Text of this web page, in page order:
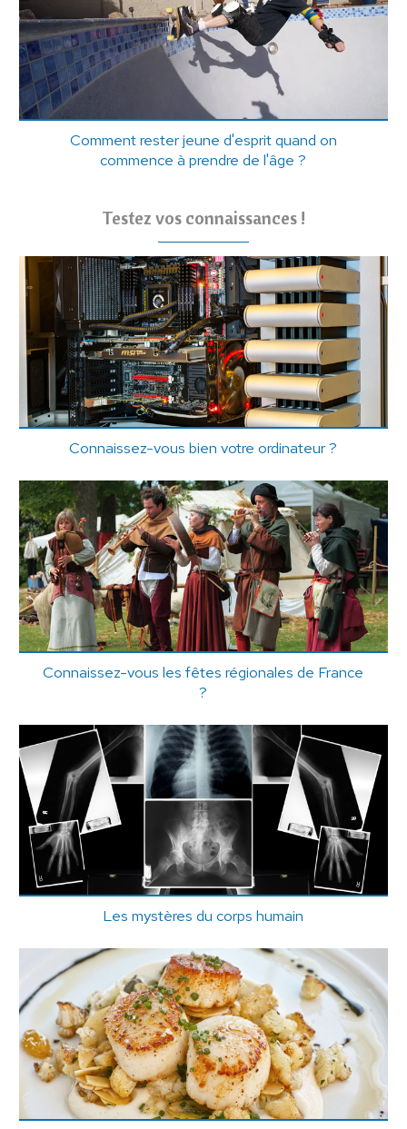
Comment rester jeune d'esprit quand on
commence à prendre de l'âge ?
Testez vos connaissances !
Connaissez-vous bien votre ordinateur ?
Connaissez-vous les fêtes régionales de France
?
Les mystères du corps humain